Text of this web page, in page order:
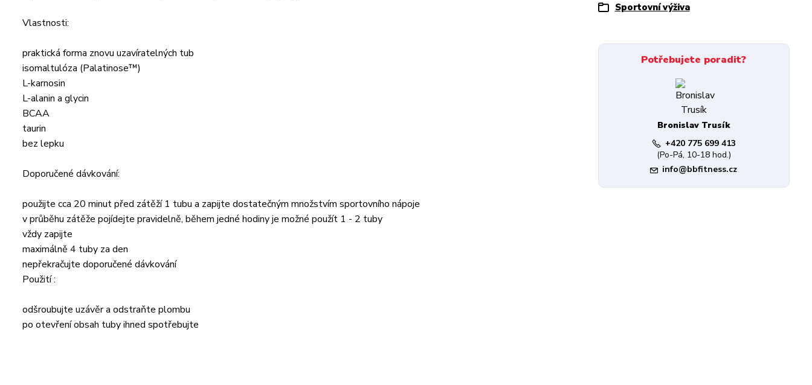
Vlastnosti:
praktická forma znovu uzavíratelných tub
isomaltulóza (Palatinose™)
L-karnosin
L-alanin a glycin
BCAA
taurin
bez lepku
Doporučené dávkování:
použijte cca 20 minut před zátěží 1 tubu a zapijte dostatečným množstvím sportovního nápoje
v průběhu zátěže pojídejte pravidelně, během jedné hodiny je možné použít 1 - 2 tuby
vždy zapijte
maximálně 4 tuby za den
nepřekračujte doporučené dávkování
Použití :
odšroubujte uzávěr a odstraňte plombu
po otevření obsah tuby ihned spotřebujte
Sportovní výživa
Potřebujete poradit?
Bronislav Trusík
+420 775 699 413
(Po-Pá, 10-18 hod.)
info@bbfitness.cz